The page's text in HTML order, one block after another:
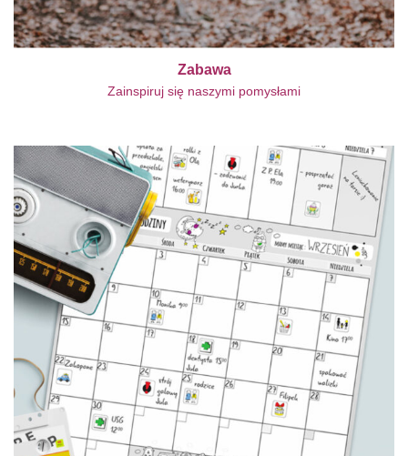
Zabawa
Zainspiruj się naszymi pomysłami